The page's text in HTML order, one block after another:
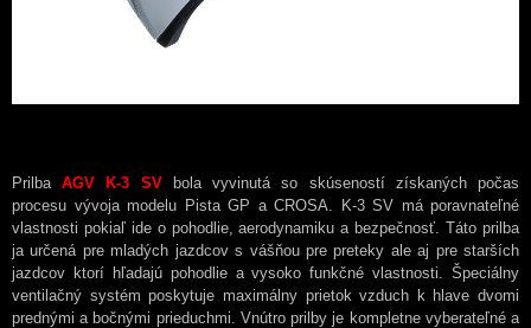
PrilbaAGV K-3 SVbola vyvinutá so skúseností získaných počas
procesu vývoja modelu Pista GP a CROSA. K-3 SV má poravnateľné
vlastnosti pokiaľ ide o pohodlie, aerodynamiku a bezpečnosť. Táto prilba
ja určená pre mladých jazdcov s vášňou pre preteky ale aj pre starších
jazdcov ktorí hľadajú pohodlie a vysoko funkčné vlastnosti. Špeciálny
ventilačný systém poskytuje maximálny prietok vzduch k hlave dvomi
prednými a bočnými prieduchmi. Vnútro prilby je kompletne vyberateľné a